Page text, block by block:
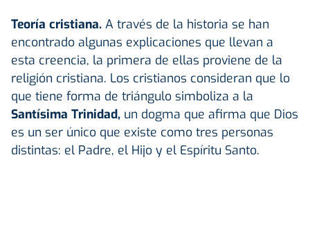
Teoría cristiana. A través de la historia se han
encontrado algunas explicaciones que llevan a
esta creencia, la primera de ellas proviene de la
religión cristiana. Los cristianos consideran que lo
que tiene forma de triángulo simboliza a la
Santísima Trinidad, un dogma que afirma que Dios
es un ser único que existe como tres personas
distintas: el Padre, el Hijo y el Espíritu Santo.